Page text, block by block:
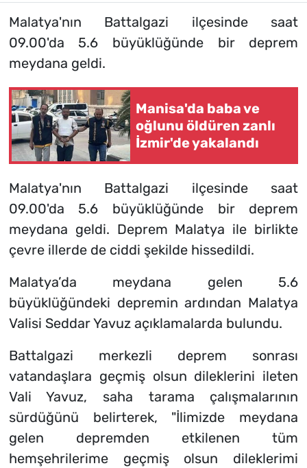
Malatya'nın Battalgazi ilçesinde saat
09.00'da 5.6 büyüklüğünde bir deprem
meydana geldi.
Manisa'da baba ve
oğlunu öldüren zanlı
İzmir'de yakalandı
Malatya'nın Battalgazi ilçesinde saat
09.00'da 5.6 büyüklüğünde bir deprem
meydana geldi. Deprem Malatya ile birlikte
çevre illerde de ciddi şekilde hissedildi.
Malatya’da meydana gelen 5.6
büyüklüğündeki depremin ardından Malatya
Valisi Seddar Yavuz açıklamalarda bulundu.
Battalgazi merkezli deprem sonrası
vatandaşlara geçmiş olsun dileklerini ileten
Vali Yavuz, saha tarama çalışmalarının
sürdüğünü belirterek, "İlimizde meydana
gelen depremden etkilenen tüm
hemşehrilerime geçmiş olsun dileklerimi